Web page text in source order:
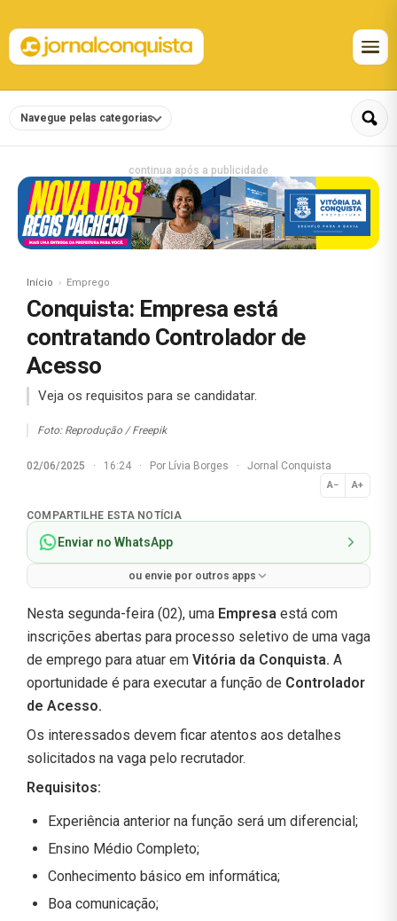
Navegue pelas categorias
continua após a publicidade
Início Emprego
Conquista: Empresa está
contratando Controlador de
Acesso
Veja os requisitos para se candidatar.
Foto: Reprodução / Freepik
02/06/2025 · 16:24 · Por Lívia Borges · Jornal Conquista
A− A+
Normal
COMPARTILHE ESTA NOTÍCIA
Enviar no WhatsApp
ou envie por outros apps
Nesta segunda-feira (02), uma Empresa está com
inscrições abertas para processo seletivo de uma vaga
de emprego para atuar em Vitória da Conquista. A
oportunidade é para executar a função de Controlador
de Acesso.
Os interessados devem ficar atentos aos detalhes
solicitados na vaga pelo recrutador.
Requisitos:
Experiência anterior na função será um diferencial;
Ensino Médio Completo;
Conhecimento básico em informática;
Boa comunicação;